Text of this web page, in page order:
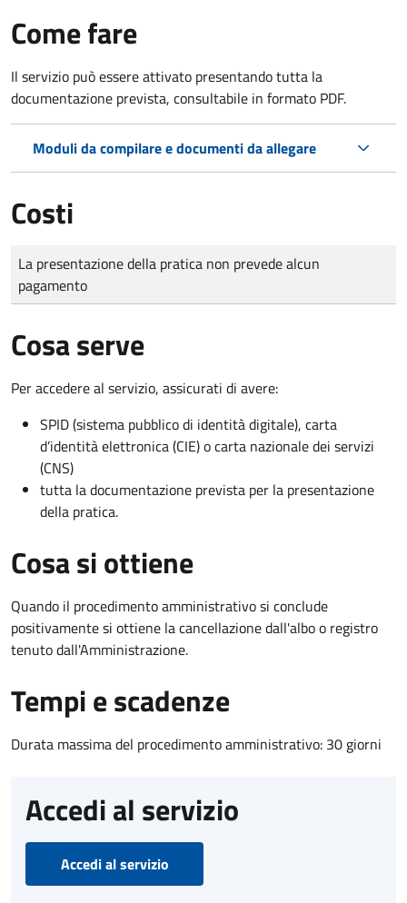
Come fare
Il servizio può essere attivato presentando tutta la
documentazione prevista, consultabile in formato PDF.
Moduli da compilare e documenti da allegare
Costi
Tipo di pagamento
Importo
La presentazione della pratica non prevede alcun
pagamento
Cosa serve
Per accedere al servizio, assicurati di avere:
SPID (sistema pubblico di identità digitale), carta
d’identità elettronica (CIE) o carta nazionale dei servizi
(CNS)
tutta la documentazione prevista per la presentazione
della pratica.
Cosa si ottiene
Quando il procedimento amministrativo si conclude
positivamente si ottiene la cancellazione dall'albo o registro
tenuto dall'Amministrazione.
Tempi e scadenze
Durata massima del procedimento amministrativo: 30 giorni
Accedi al servizio
Accedi al servizio